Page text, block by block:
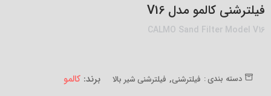
فیلترشنی کالمو مدل V16
CALMO Sand Filter Model V16
دسته بندی : فیلترشنی, فیلترشنی شیر بالا برند: کالمو